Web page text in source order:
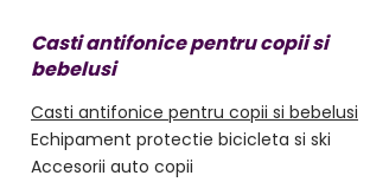
Sigurante geamuri si usi glisante
Kituri de siguranta pentru copii si
bebelusi
Protectii casa
Casti antifonice pentru copii si
bebelusi
Casti antifonice pentru copii si bebelusi
Echipament protectie bicicleta si ski
Accesorii auto copii